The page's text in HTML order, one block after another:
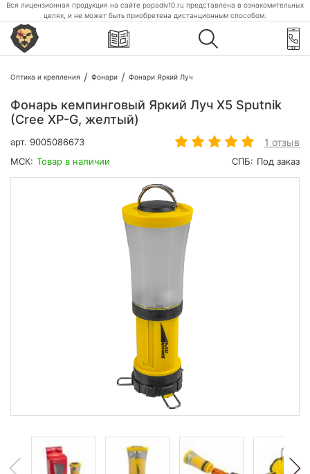
Вся лицензионная продукция на сайте popadiv10.ru представлена в ознакомительных
целях, и не может быть приобретена дистанционным способом.
Оптика и крепления Фонари Фонари Яркий Луч
Фонарь кемпинговый Яркий Луч X5 Sputnik
(Cree XP-G, желтый)
арт. 9005086673 1 отзыв
МСК: Товар в наличии СПБ: Под заказ